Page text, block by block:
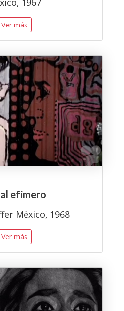
Ver más
efímero
México, 1968
Ver más